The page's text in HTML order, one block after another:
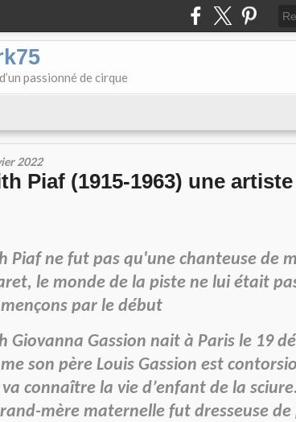
passionné de cirque
2022
Piaf (1915-1963) une
Piaf ne fut pas qu'une chanteuse de
le monde de la piste ne lui était
par le début
Giovanna Gassion nait à Paris le 19
son père Louis Gassion est
connaître la vie d’enfant de la
mère maternelle fut dresseuse de